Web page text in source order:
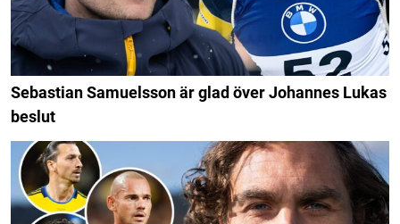
Sebastian Samuelsson är glad över Johannes Lukas
beslut